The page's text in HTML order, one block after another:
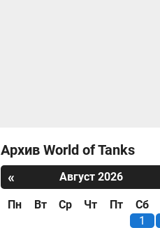
Архив World of Tanks
«
Август 2026
Пн Вт Ср Чт Пт
Сб
1